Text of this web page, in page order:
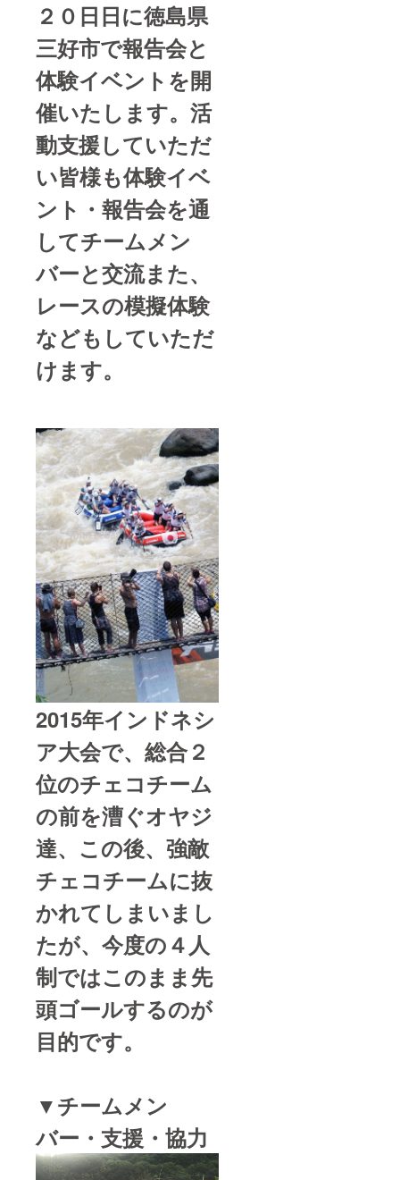
２０日日に徳島県
三好市で報告会と
体験イベントを開
催いたします。活
動支援していただ
い皆様も体験イベ
ント・報告会を通
してチームメン
バーと交流また、
レースの模擬体験
などもしていただ
けます。
2015年インドネシ
ア大会で、総合２
位のチェコチーム
の前を漕ぐオヤジ
達、この後、強敵
チェコチームに抜
かれてしまいまし
たが、今度の４人
制ではこのまま先
頭ゴールするのが
目的です。
▼チームメン
バー・支援・協力